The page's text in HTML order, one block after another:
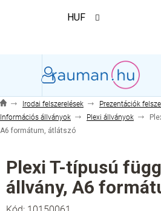
HUF
Irodai felszerelések Prezentációk
Információs állványok
Plexi állványok
A6 formátum, átlátszó
Plexi T-típusú
állvány, A6